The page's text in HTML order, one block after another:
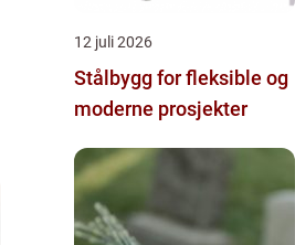
12 juli 2026
Stålbygg for fleksible og
moderne prosjekter